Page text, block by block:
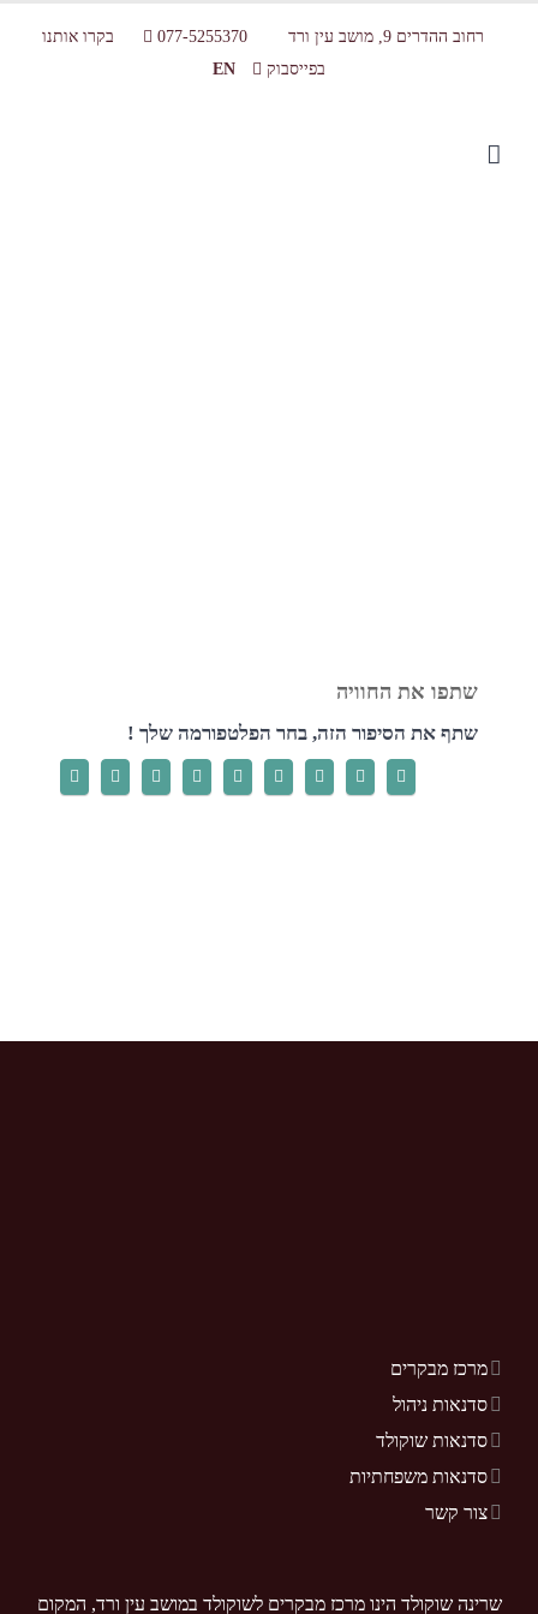
רחוב ההדרים 9, מושב עין ורד 077-5255370
בקרו אותנו
בפייסבוק
EN
שתף את הסיפור הזה, בחר הפלטפורמה שלך !
מרכז מבקרים
סדנאות ניהול
סדנאות שוקולד
סדנאות משפחתיות
צור קשר
שרינה שוקולד הינו מרכז מבקרים לשוקולד במושב עין ורד, המקום